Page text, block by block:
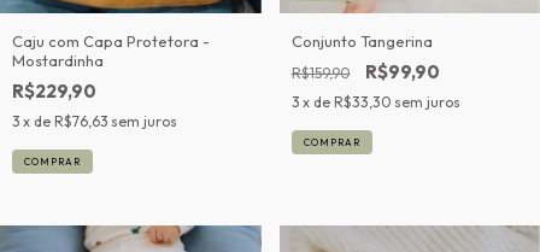
Caju com Capa Protetora -
Mostardinha
R$229,90
3 x de R$76,63 sem juros
Conjunto Tangerina
R$159,90 R$99,90
3 x de R$33,30 sem juros
COMPRAR